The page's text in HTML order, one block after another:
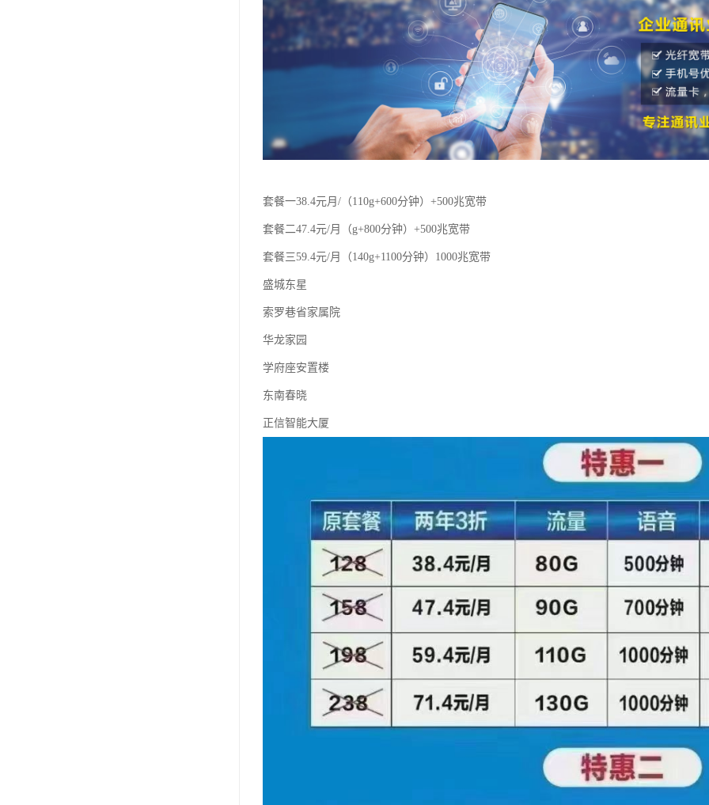
套餐一38.4元月/（110g+600分钟）+500兆宽带
套餐二47.4元/月（g+800分钟）+500兆宽带
套餐三59.4元/月（140g+1100分钟）1000兆宽带
盛城东星
索罗巷省家属院
华龙家园
学府座安置楼
东南春晓
正信智能大厦